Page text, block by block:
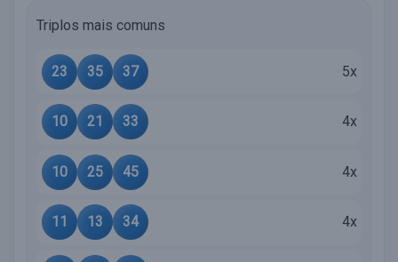
Triplos mais comuns
23 35 37 5x
10 21 33 4x
10 25 45 4x
11 13 34 4x